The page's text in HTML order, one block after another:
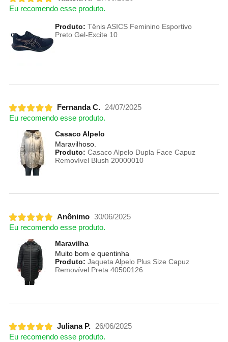
Eu recomendo esse produto.
Produto: Tênis ASICS Feminino Esportivo
Preto Gel-Excite 10
Fernanda C.
24/07/2025
Eu recomendo esse produto.
Casaco Alpelo
Maravilhoso.
Produto: Casaco Alpelo Dupla Face Capuz
Removível Blush 20000010
Anônimo 30/06/2025
Eu recomendo esse produto.
Maravilha
Muito bom e quentinha
Produto: Jaqueta Alpelo Plus Size Capuz
Removível Preta 40500126
Juliana P.
26/06/2025
Eu recomendo esse produto.